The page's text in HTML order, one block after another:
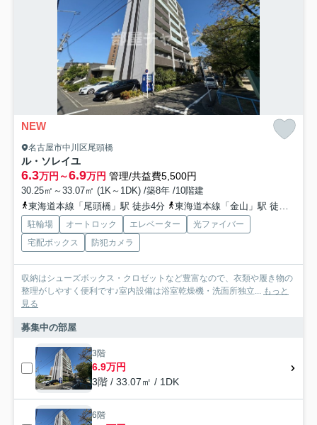
NEW
名古屋市中川区尾頭橋
ル・ソレイユ
6.3万円～6.9万円 管理/共益費5,500円
30.25㎡～33.07㎡ (1K～1DK) /築8年 /10階建
東海道本線「尾頭橋」駅 徒歩4分
東海道本線「金山」駅 徒歩20分
駐輪場 オートロック エレベーター
光ファイバー
宅配ボックス
防犯カメラ
収納はシューズボックス・クロゼットなど豊富なので、衣類や履き物の
整理がしやすく便利です♪室内設備は浴室乾燥機・洗面所独立... もっと
見る
募集中の部屋
3階
6.9万円
3階 / 33.07㎡ / 1DK
6階